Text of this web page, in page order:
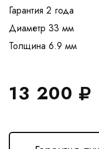
Гарантия 2 года
Диаметр 33 мм
13 200